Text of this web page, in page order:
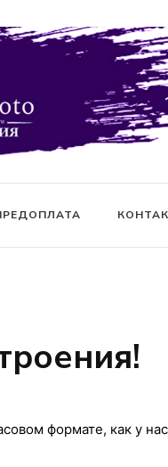
манекен — Сертификат
формате, как у